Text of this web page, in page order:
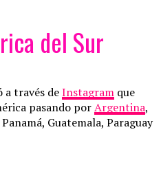
del Sur
a través deInstagram que
pasando porArgentina,
Guatemala, Paraguay